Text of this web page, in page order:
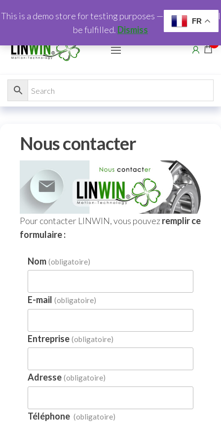
Nous contacter
Pour contacter LINWIN, vous pouvezremplir ce
formulaire :
Nom (obligatoire)
E-mail (obligatoire)
Entreprise (obligatoire)
Adresse (obligatoire)
Téléphone (obligatoire)
FR
This is a demo store for testing purposes — no orders shall
be fulfilled. Dismiss